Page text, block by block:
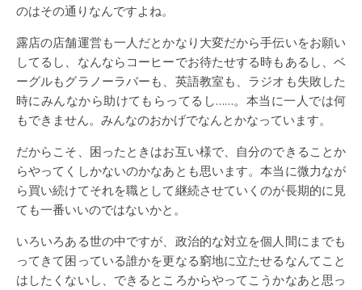
のはその通りなんですよね。
露店の店舗運営も一人だとかなり大変だから手伝いをお願い
してるし、なんならコーヒーでお待たせする時もあるし、ベ
ーグルもグラノーラバーも、英語教室も、ラジオも失敗した
時にみんなから助けてもらってるし……。本当に一人では何
もできません。みんなのおかげでなんとかなっています。
だからこそ、困ったときはお互い様で、自分のできることか
らやってくしかないのかなあとも思います。本当に微力なが
ら買い続けてそれを職として継続させていくのが長期的に見
ても一番いいのではないかと。
いろいろある世の中ですが、政治的な対立を個人間にまでも
ってきて困っている誰かを更なる窮地に立たせるなんてこと
はしたくないし、できるところからやってこうかなあと思っ